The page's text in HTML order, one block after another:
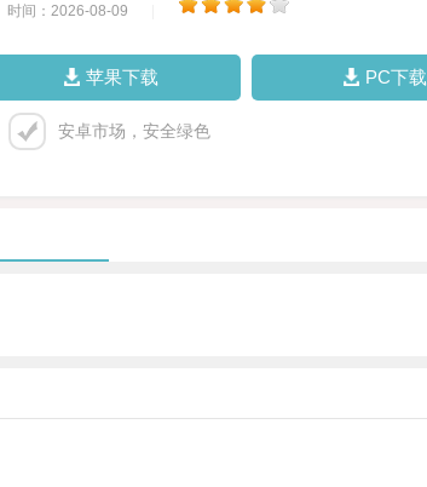
时间：2026-08-09
苹果下载 PC下载
安卓市场，安全绿色